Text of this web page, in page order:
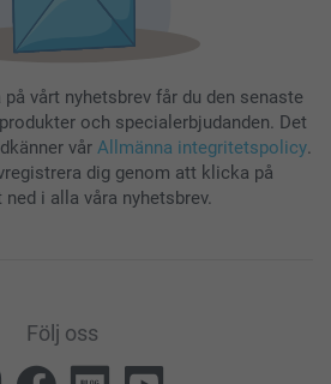
vårt nyhetsbrev får du den senaste
och specialerbjudanden. Det
vår Allmänna integritetspolicy.
dig genom att klicka på
i alla våra nyhetsbrev.
Följ oss